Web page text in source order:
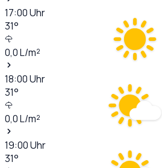
17:00Uhr
31°
0,0L/m²
18:00Uhr
31°
0,0L/m²
19:00Uhr
31°